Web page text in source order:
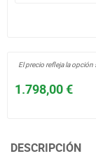
1.798,00 €
El precio refleja la opción
DESCRIPCIÓN